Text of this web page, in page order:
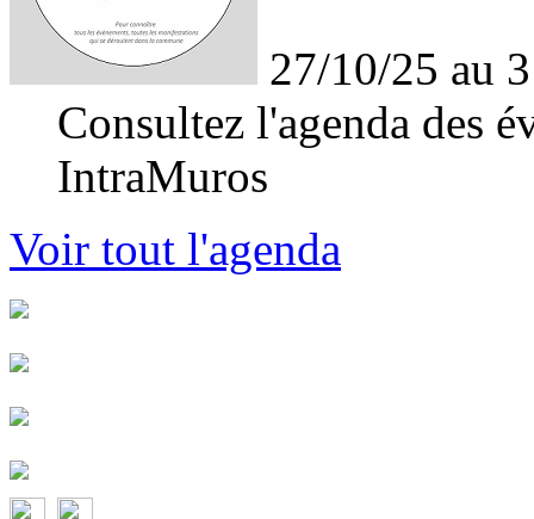
27/10/25 au
Consultez l'agenda des
IntraMuros
Voir tout l'agenda